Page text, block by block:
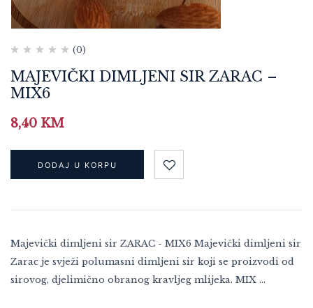
(0)
MAJEVIČKI DIMLJENI SIR ZARAC –
MIX6
8,40 KM
DODAJ U KORPU
Majevički dimljeni sir ZARAC - MIX6 Majevički dimljeni sir
Zarac je svježi polumasni dimljeni sir koji se proizvodi od
sirovog, djelimično obranog kravljeg mlijeka. MIX …